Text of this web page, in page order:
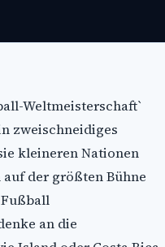
Weltmeisterschaft`
zweischneidiges
kleineren Nationen
der größten Bühne
an die